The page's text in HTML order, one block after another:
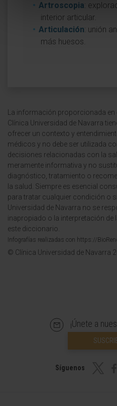
Artroscopia:
interior articular.
Articulación: unión
más huesos.
La información proporcionada
Clínica Universidad de Navarra
ofrecer un contexto y
médicos y no debe ser utilizada
decisiones relacionadas con la
meramente informativa y no
diagnóstico, tratamiento o
la salud. Siempre es esencial
para tratar cualquier condición o
Universidad de Navarra no se
inapropiado o la interpretación
este diccionario.
Infografías realizadas con https://
© Clínica Universidad de Navarra
¡Únete a
Síguenos